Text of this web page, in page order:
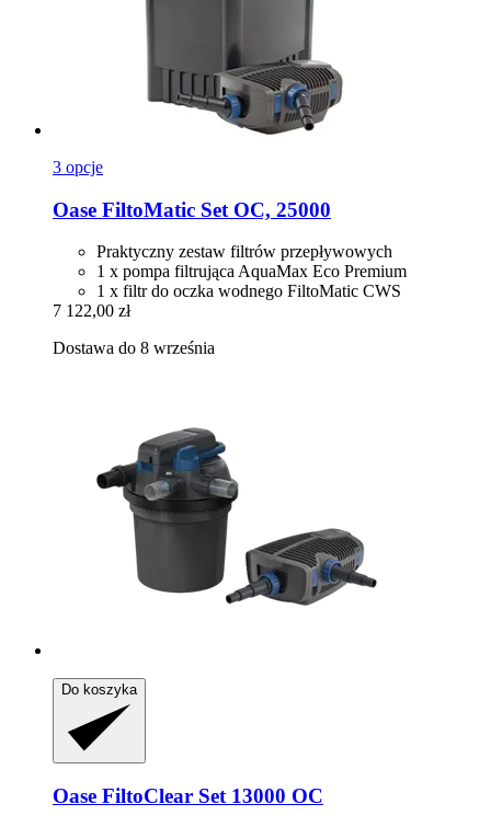
3 opcje
Oase FiltoMatic Set OC, 25000
Praktyczny zestaw filtrów przepływowych
1 x pompa filtrująca AquaMax Eco Premium
1 x filtr do oczka wodnego FiltoMatic CWS
7 122,00 zł
Dostawa do 8 września
Do koszyka
Oase FiltoClear Set 13000 OC